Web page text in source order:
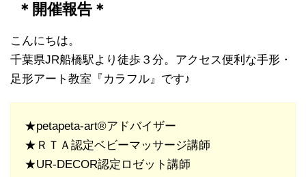
＊開催報告＊
こんにちは。
千葉県JR船橋駅より徒歩３分。アクセス便利な手形・
足形アート教室『カラフル』です♪
★petapeta-art®アドバイザー
★ＲＴＡ認定ベビーマッサージ講師
★UR-DECOR認定ロゼット講師